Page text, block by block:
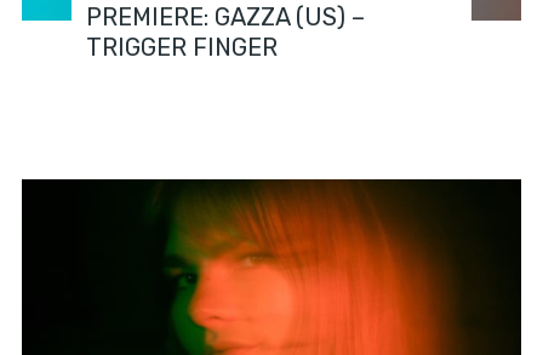
PREMIERE: GAZZA (US) –
TRIGGER FINGER